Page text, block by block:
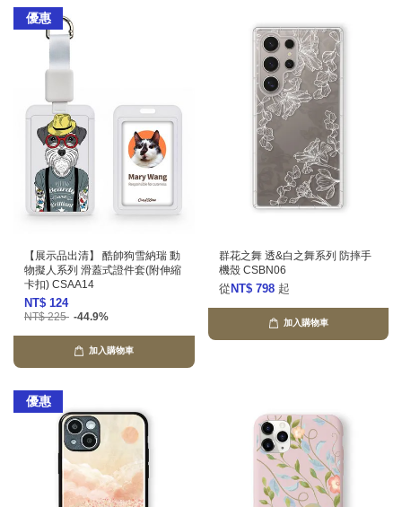
優惠
【展示品出清】 酷帥狗雪納瑞 動
物擬人系列 滑蓋式證件套(附伸縮
卡扣) CSAA14
NT$ 124
NT$ 225 -44.9%
加入購物車
群花之舞 透&白之舞系列 防摔手
機殼 CSBN06
從 NT$ 798 起
加入購物車
優惠